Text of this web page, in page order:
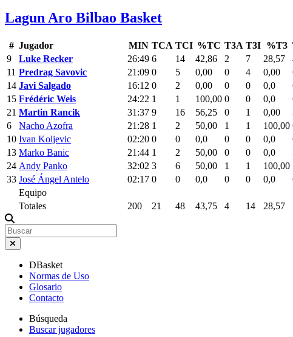
Lagun Aro Bilbao Basket
# Jugador MIN TCA TCI %TC T3A T3I %T3
9
Luke Recker 26:49 6 14 42,86 2 7 28,57
11 Predrag Savovic 21:09 0 5 0,00 0 4 0,00
14 Javi Salgado 16:12 0 2 0,00 0 0 0,0
15 Frédéric Weis 24:22 1 1 100,00 0 0 0,0
21 Martin Rancik 31:37 9 16 56,25 0 1 0,00
6
Nacho Azofra 21:28 1 2 50,00 1 1 100,00
10 Ivan Koljevic 02:20 0 0 0,0 0 0 0,0
13 Marko Banic 21:44 1 2 50,00 0 0 0,0
24 Andy Panko 32:02 3 6 50,00 1 1 100,00
33 José Ángel Antelo 02:17 0 0 0,0 0 0 0,0
Equipo
Totales
200 21 48 43,75 4 14 28,57
DBasket
Normas de Uso
Glosario
Contacto
Búsqueda
Buscar jugadores